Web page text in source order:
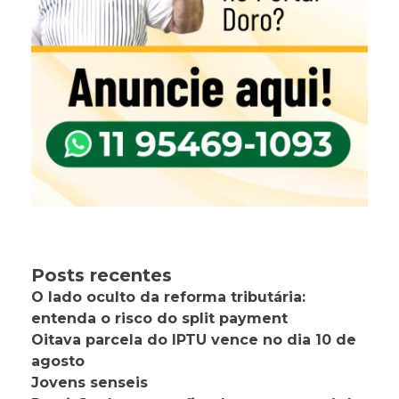
Posts recentes
O lado oculto da reforma tributária:
entenda o risco do split payment
Oitava parcela do IPTU vence no dia 10 de
agosto
Jovens senseis